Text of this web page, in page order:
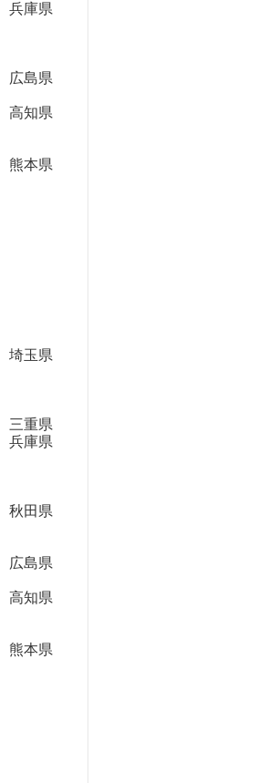
兵庫県
広島県
知県
熊本県
埼玉県
重県
兵庫県
田県
広島県
知県
熊本県